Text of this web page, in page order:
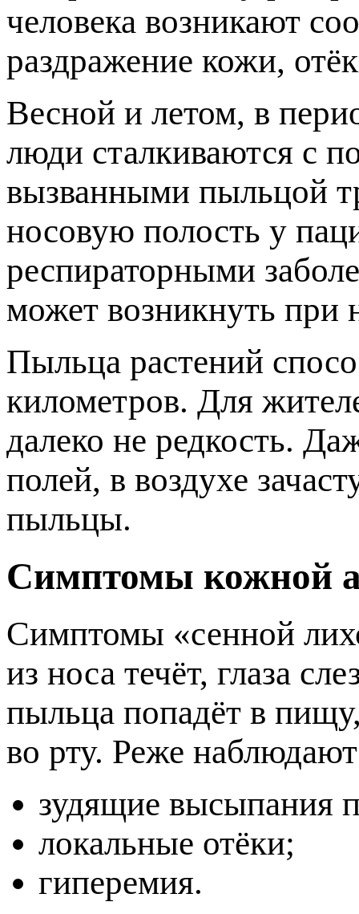
человека возникают
раздражение кожи,
есной и летом, в
люди сталкиваются с
ызванными пыльцой
носовую полость у
респираторными
может возникнуть при
Пыльца растений
километров. Для
далеко не редкость.
олей, в воздухе
ыльцы.
Симптомы кожной
Симптомы «сенной
из носа течёт, глаза
ыльца попадёт в
о рту. Реже
зудящие высыпания
локальные отёки;
иперемия.